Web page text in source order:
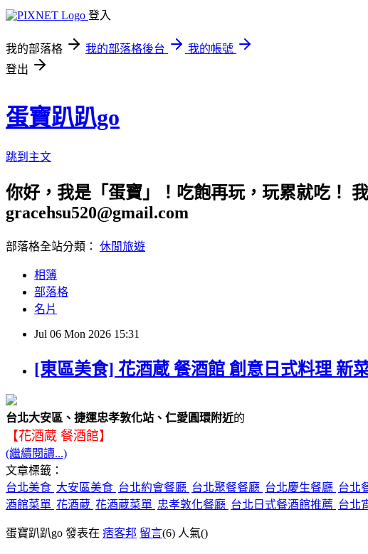
登入
我的部落格 我的部落格後台
我的帳號
登出
蛋寶趴趴go
跳到主文
你好，我是「蛋寶」！吃飽再玩，玩累就吃！
gracehsu520@gmail.com
部落格全站分類： 休閒旅遊
相簿
部落格
名片
Jul 06 Mon 2026 15:31
[東區美食] 花酒蔵 餐酒館 創意日式料理 新
台北大安區、捷運忠孝敦化站、仁愛圓環附近的
【花酒蔵 餐酒館】
(繼續閱讀...)
文章標籤：
台北美食 大安區美食 台北約會餐廳 台北聚餐餐廳 台北慶生餐廳 台北
酒館菜單 花酒蔵 花酒蔵菜單 忠孝敦化餐廳 台北日式餐酒館推薦 台北
蛋寶趴趴go 發表在 痞客邦 留言(6) 人氣()